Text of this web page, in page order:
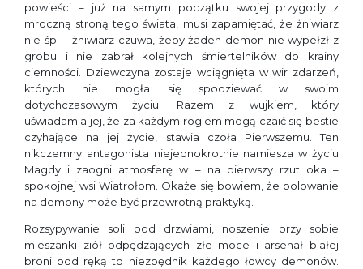
powieści – już na samym początku swojej przygody z
mroczną stroną tego świata, musi zapa­miętać, że żniwiarz
nie śpi – żniwiarz czuwa, żeby żaden demon nie wypełzł z
grobu i nie zabrał kolej­nych śmiertelników do krainy
ciemności. Dziewczyna zostaje wciągnięta w wir zdarzeń,
których nie mogła się spodziewać w swoim
dotychczasowym życiu. Ra­zem z wujkiem, który
uświadamia jej, że za każdym rogiem mogą czaić się bestie
czyhające na jej życie, stawia czoła Pierwszemu. Ten
nikczemny antagonista niejednokrotnie namiesza w życiu
Magdy i zaogni atmosferę w – na pierwszy rzut oka –
spokojnej wsi Wiatrołom. Okaże się bowiem, że polowanie
na demony może być przewrotną praktyką.
Rozsypywanie soli pod drzwiami, noszenie przy sobie
mieszanki ziół odpędzających złe moce i arsenał białej
broni pod ręką to niezbędnik każdego łowcy demonów.